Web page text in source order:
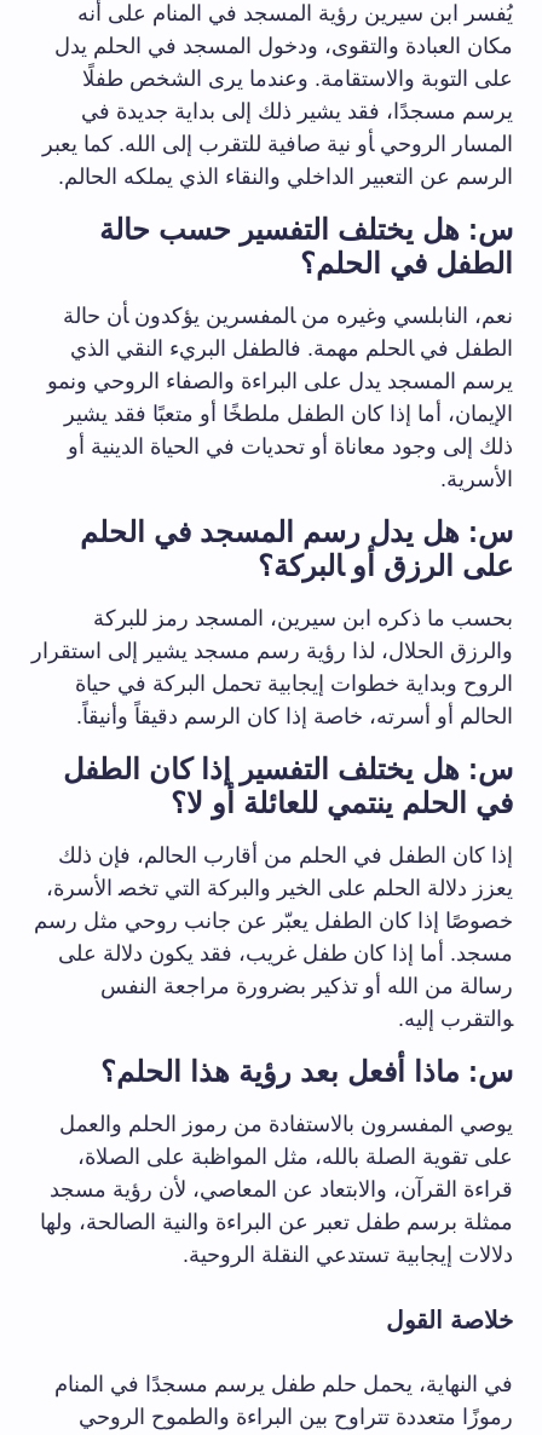
يُفسر ابن سيرين ⁣رؤية المسجد في المنام ​على‌ أنه
⁢مكان العبادة والتقوى، ودخول ⁣المسجد في الحلم ⁣يدل
على التوبة والاستقامة. وعندما يرى الشخص‌ طفلًا⁤
يرسم ⁢مسجدًا، فقد ​يشير ذلك إلى ‌بداية⁢ جديدة ⁤في
المسار⁣ الروحي ‍أو⁤ نية صافية⁢ للتقرب إلى الله. كما يعبر
‌الرسم عن التعبير الداخلي والنقاء⁤ الذي يملكه الحالم.
س: هل يختلف التفسير حسب⁤ حالة
الطفل⁣ في⁢ الحلم؟
نعم، النابلسي‌ وغيره من ‍المفسرين يؤكدون ‍أن حالة
الطفل ‌في ‍الحلم مهمة. فالطفل البريء النقي الذي
‌يرسم​ المسجد ⁣يدل على البراءة والصفاء الروحي ونمو
الإيمان، أما‍ إذا كان الطفل ملطخًا أو متعبًا فقد ⁣يشير
ذلك⁢ إلى وجود معاناة أو ⁢تحديات في ​الحياة الدينية أو
الأسرية.
س:‌ هل يدل رسم المسجد في الحلم​
على الرزق أو ‍البركة؟
بحسب ما ذكره ⁣ابن⁢ سيرين، المسجد رمز للبركة
‌والرزق الحلال، لذا رؤية رسم⁣ مسجد يشير⁤ إلى استقرار
الروح وبداية خطوات إيجابية ⁢تحمل‌ البركة في حياة
الحالم ⁣أو أسرته، خاصة إذا كان الرسم دقيقاً وأنيقاً.
س: هل يختلف ⁣التفسير إذا كان ⁤الطفل
في​ الحلم ينتمي للعائلة ‌أو لا؟
إذا كان الطفل‌ في الحلم ⁢من⁤ أقارب الحالم، فإن‌ ذلك⁣
يعزز دلالة ⁣الحلم على‌ الخير⁣ والبركة التي تخص‍ الأسرة،
⁤خصوصًا ‌إذا كان الطفل يعبّر عن جانب روحي مثل رسم
مسجد. ⁤أما إذا كان طفل غريب، فقد يكون دلالة على
رسالة‌ من الله أو تذكير بضرورة⁢ مراجعة النفس
‍والتقرب ⁤إليه.
س: ماذا​ أفعل ⁣بعد رؤية​ هذا‍ الحلم؟
يوصي المفسرون بالاستفادة ⁣من رموز الحلم والعمل
على تقوية⁢ الصلة​ بالله، مثل المواظبة ‌على‌ الصلاة،
⁣قراءة ‌القرآن، والابتعاد عن⁣ المعاصي، لأن رؤية مسجد
ممثلة برسم طفل تعبر ⁢عن البراءة والنية الصالحة، ولها
⁤دلالات إيجابية ‌تستدعي⁢ النقلة الروحية.
خلاصة القول
في النهاية، يحمل حلم ​طفل ⁣يرسم مسجدًا في المنام
رموزًا متعددة تتراوح بين البراءة والطموح الروحي⁣